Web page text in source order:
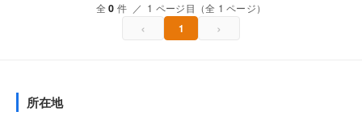
全0 件 ／ 1 ページ目（全 1 ページ）
‹ 1 ›
所在地